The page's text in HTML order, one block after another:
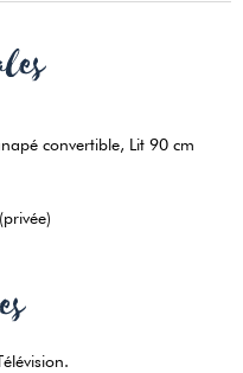
convertible Lit 90 cm